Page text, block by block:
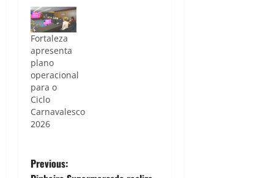
Fortaleza
apresenta
plano
operacional
para o
Ciclo
Carnavalesco
2026
P
Previous: